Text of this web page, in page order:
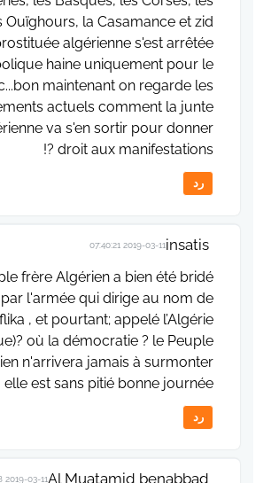
Ouïghours, la Casamance et zid
algérienne s'est arrêtée
haine uniquement pour le
maintenant on regarde les
actuels comment la junte
va s'en sortir pour donner
droit aux manifestations ?!
رد
insatis
2019-03-11 07:40:21
frère Algérien a bien été bridé
l'armée qui dirige au nom de
, et pourtant; appelé l’Algérie
où la démocratie ? le Peuple
n'arrivera jamais à surmonter
elle est sans pitié bonne journée
رد
Al Muatamid benabbad
2019-03-11 04:25:38